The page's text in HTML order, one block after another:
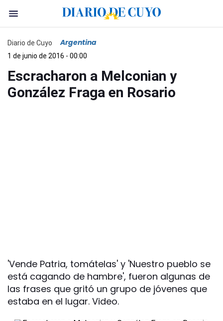
Diario de Cuyo Argentina
1 de junio de 2016 - 00:00
Escracharon a Melconian y
González Fraga en Rosario
'Vende Patria, tomátelas' y 'Nuestro pueblo se
está cagando de hambre', fueron algunas de
las frases que gritó un grupo de jóvenes que
estaba en el lugar. Video.